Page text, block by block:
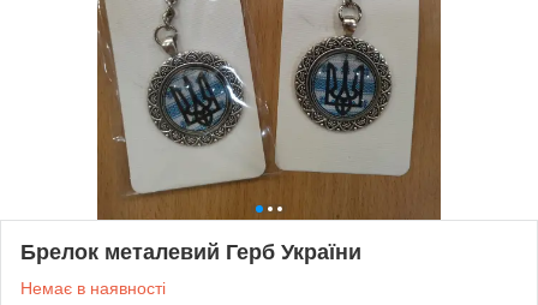
Брелок металевий Герб України
Немає в наявності